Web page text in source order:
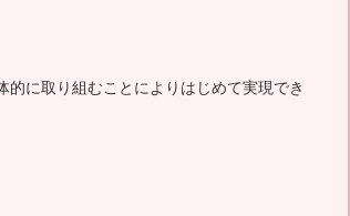
に取り組むことによりはじめて実現でき